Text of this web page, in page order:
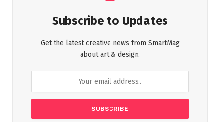
Subscribe to Updates
Get the latest creative news from SmartMag
about art & design.